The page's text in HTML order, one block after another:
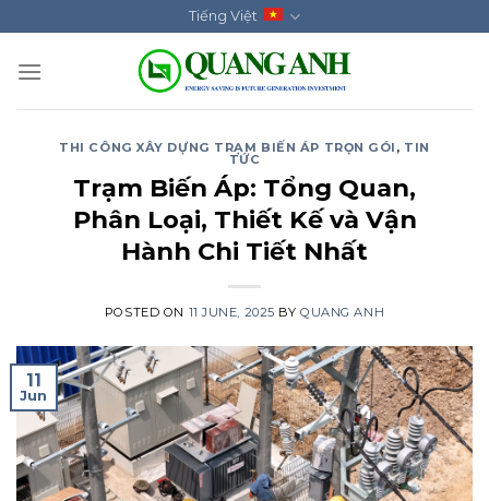
to
content
Tiếng Việt
THI CÔNG XÂY DỰNG TRẠM BIẾN ÁP TRỌN GÓI , TIN
TỨC
Trạm Biến Áp: Tổng Quan,
Phân Loại, Thiết Kế và Vận
Hành Chi Tiết Nhất
POSTED ON 11 JUNE, 2025 BYQUANG ANH
11
Jun